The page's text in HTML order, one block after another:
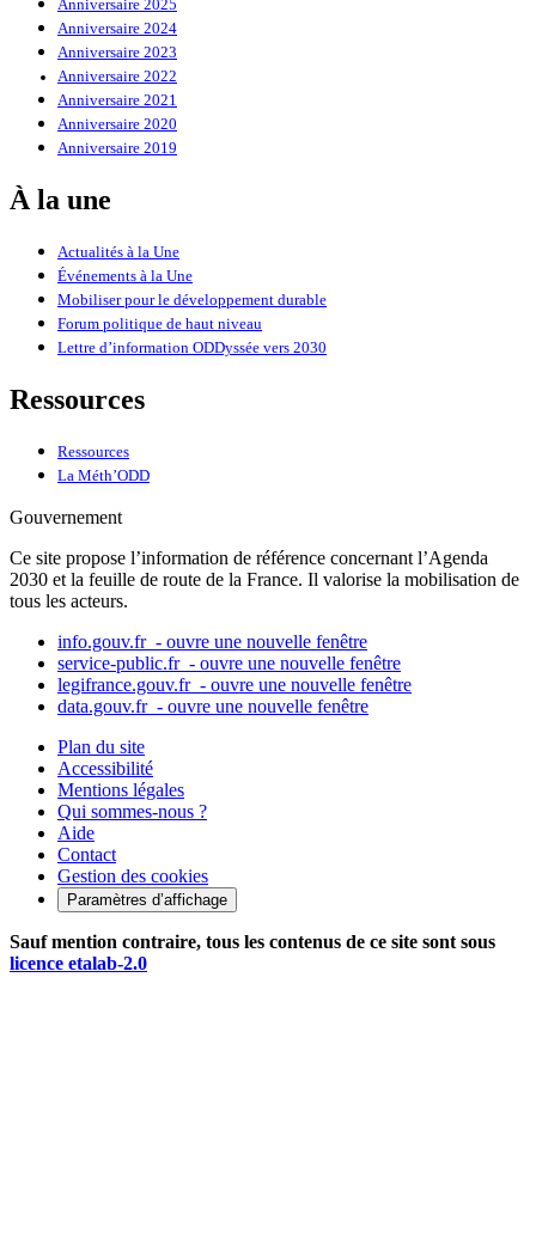
Anniversaire 2025
Anniversaire 2024
Anniversaire 2023
Anniversaire 2022
Anniversaire 2021
Anniversaire 2020
Anniversaire 2019
À la une
Actualités à la Une
Événements à la Une
Mobiliser pour le développement durable
Forum politique de haut niveau
Lettre d’information ODDyssée vers 2030
Ressources
Ressources
La Méth’ODD
Gouvernement
Ce site propose l’information de référence concernant l’Agenda
2030 et la feuille de route de la France. Il valorise la mobilisation de
tous les acteurs.
info.gouv.fr - ouvre une nouvelle fenêtre
service-public.fr - ouvre une nouvelle fenêtre
legifrance.gouv.fr - ouvre une nouvelle fenêtre
data.gouv.fr - ouvre une nouvelle fenêtre
Plan du site
Accessibilité
Mentions légales
Qui sommes-nous ?
Aide
Contact
Gestion des cookies
Paramètres d’affichage
Sauf mention contraire, tous les contenus de ce site sont sous
licence etalab-2.0